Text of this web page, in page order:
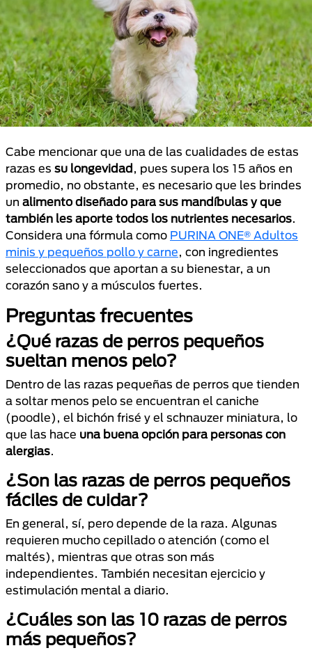
Cabe mencionar que una de las cualidades de estas
razas es su longevidad, pues supera los 15 años en
promedio, no obstante, es necesario que les brindes
un alimento diseñado para sus mandíbulas y que
también les aporte todos los nutrientes necesarios.
Considera una fórmula como PURINA ONE® Adultos
minis y pequeños pollo y carne, con ingredientes
seleccionados que aportan a su bienestar, a un
corazón sano y a músculos fuertes.
Preguntas frecuentes
¿Qué razas de perros pequeños
sueltan menos pelo?
Dentro de las razas pequeñas de perros que tienden
a soltar menos pelo se encuentran el caniche
(poodle), el bichón frisé y el schnauzer miniatura, lo
que las hace una buena opción para personas con
alergias.
¿Son las razas de perros pequeños
fáciles de cuidar?
En general, sí, pero depende de la raza. Algunas
requieren mucho cepillado o atención (como el
maltés), mientras que otras son más
independientes. También necesitan ejercicio y
estimulación mental a diario.
¿Cuáles son las 10 razas de perros
más pequeños?